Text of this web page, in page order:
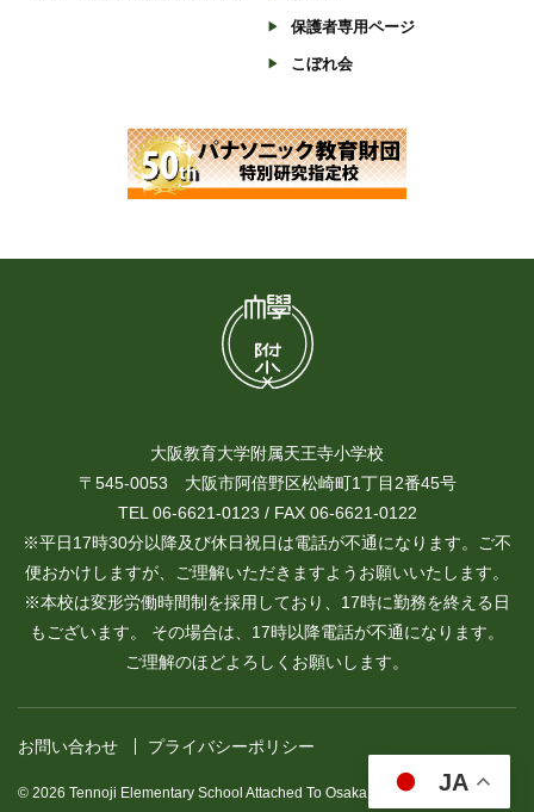
保護者専用ページ
こぼれ会
大阪教育大学附属天王寺小学校
〒545-0053 大阪市阿倍野区松崎町1丁目2番45号
TEL 06-6621-0123 / FAX 06-6621-0122
※平日17時30分以降及び休日祝日は電話が不通になります。ご不
便おかけしますが、ご理解いただきますようお願いいたします。
※本校は変形労働時間制を採用しており、17時に勤務を終える日
もございます。 その場合は、17時以降電話が不通になります。
ご理解のほどよろしくお願いします。
お問い合わせ プライバシーポリシー
© 2026 Tennoji Elementary School Attached To Osaka Kyoiku University.
JA